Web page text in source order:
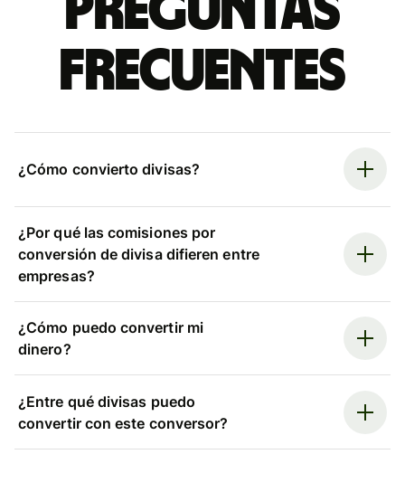
Preguntas
frecuentes
¿Cómo convierto divisas?
¿Por qué las comisiones por
conversión de divisa difieren entre
empresas?
¿Cómo puedo convertir mi
dinero?
¿Entre qué divisas puedo
convertir con este conversor?